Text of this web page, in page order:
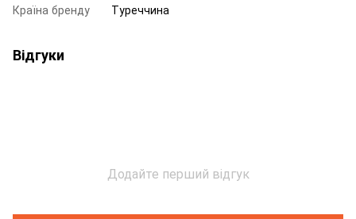
Країна бренду
Туреччина
Відгуки
Додайте перший відгук